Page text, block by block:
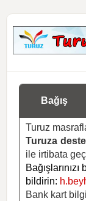
Bağış
Turuz
Turuza
ile irtibata
bildirin:
Bank kart